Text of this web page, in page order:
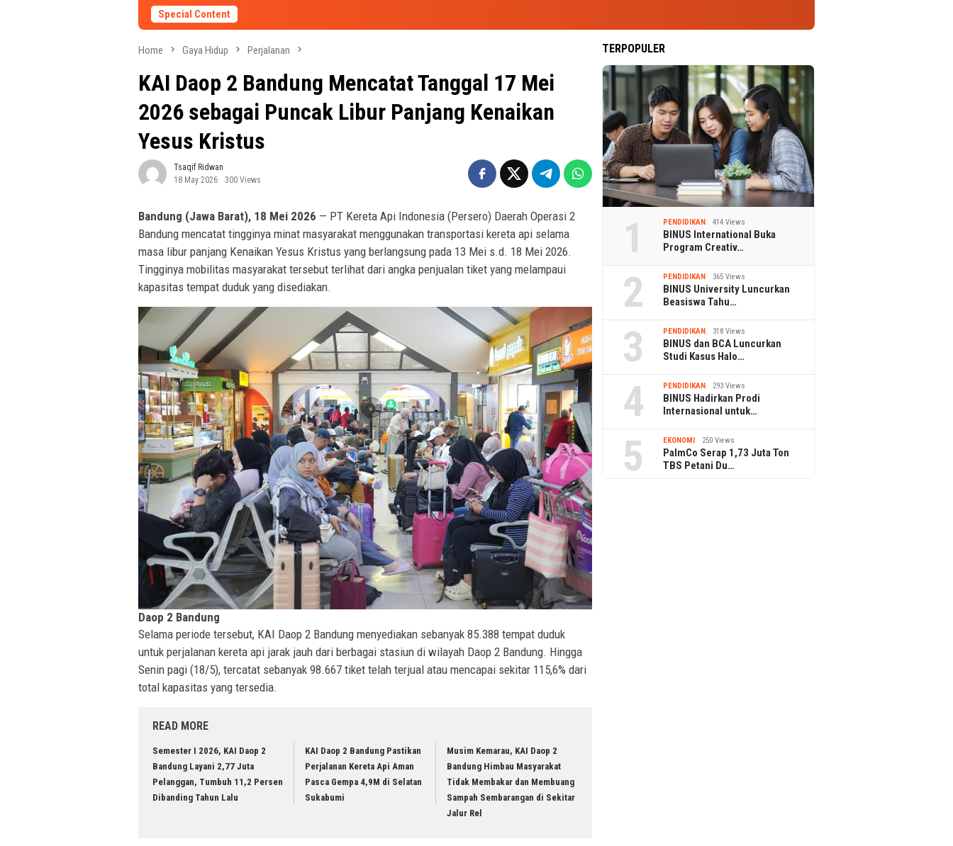
Special Content
Home Gaya Hidup Perjalanan
KAI Daop 2 Bandung Mencatat Tanggal 17 Mei
2026 sebagai Puncak Libur Panjang Kenaikan
Yesus Kristus
Tsaqif Ridwan
18 May 2026
300 Views
Bandung (Jawa Barat), 18 Mei 2026 — PT Kereta Api Indonesia (Persero) Daerah Operasi 2
Bandung mencatat tingginya minat masyarakat menggunakan transportasi kereta api selama
masa libur panjang Kenaikan Yesus Kristus yang berlangsung pada 13 Mei s.d. 18 Mei 2026.
Tingginya mobilitas masyarakat tersebut terlihat dari angka penjualan tiket yang melampaui
kapasitas tempat duduk yang disediakan.
Daop 2 Bandung
Selama periode tersebut, KAI Daop 2 Bandung menyediakan sebanyak 85.388 tempat duduk
untuk perjalanan kereta api jarak jauh dari berbagai stasiun di wilayah Daop 2 Bandung. Hingga
Senin pagi (18/5), tercatat sebanyak 98.667 tiket telah terjual atau mencapai sekitar 115,6% dari
total kapasitas yang tersedia.
READ MORE
Semester I 2026, KAI Daop 2
Bandung Layani 2,77 Juta
Pelanggan, Tumbuh 11,2 Persen
Dibanding Tahun Lalu
KAI Daop 2 Bandung Pastikan
Perjalanan Kereta Api Aman
Pasca Gempa 4,9M di Selatan
Sukabumi
Musim Kemarau, KAI Daop 2
Bandung Himbau Masyarakat
Tidak Membakar dan Membuang
Sampah Sembarangan di Sekitar
Jalur Rel
TERPOPULER
1 PENDIDIKAN 414 Views
BINUS International Buka
Program Creativ…
2 PENDIDIKAN 365 Views
BINUS University Luncurkan
Beasiswa Tahu…
3 PENDIDIKAN 318 Views
BINUS dan BCA Luncurkan
Studi Kasus Halo…
4 PENDIDIKAN 293 Views
BINUS Hadirkan Prodi
Internasional untuk…
5 EKONOMI 250 Views
PalmCo Serap 1,73 Juta Ton
TBS Petani Du…